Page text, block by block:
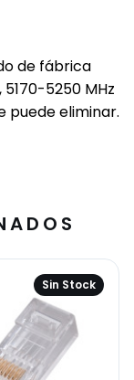
de fábrica
5250 MHz
puede eliminar.
Sin Stock